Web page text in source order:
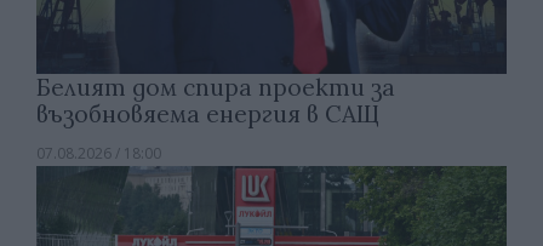
Белият дом спира проекти за
възобновяема енергия в САЩ
07.08.2026 / 18:00